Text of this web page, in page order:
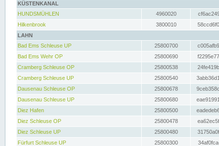
KÜSTENKANAL
HUNDSMÜHLEN
4960020
Hilkenbrook
3800010
LAHN
Bad Ems Schleuse UP
25800700
Bad Ems Wehr OP
25800690
Cramberg Schleuse OP
25800538
Cramberg Schleuse UP
25800540
Dausenau Schleuse OP
25800678
Dausenau Schleuse UP
25800680
Diez Hafen
25800500
Diez Schleuse OP
25800478
Diez Schleuse UP
25800480
Fürfurt Schleuse UP
25800300